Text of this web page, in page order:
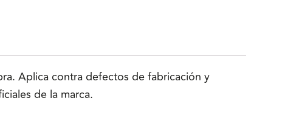
Aplica contra defectos de fabricación y
de la marca.